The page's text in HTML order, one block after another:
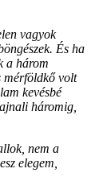
vagyok
És ha
a három
mérföldkő volt
kevésbé
háromig,
nem a
elegem,